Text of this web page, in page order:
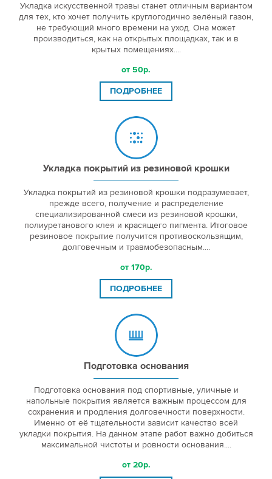
Укладка искусственной травы станет отличным вариантом
для тех, кто хочет получить круглогодично зелёный газон,
не требующий много времени на уход. Она может
производиться, как на открытых площадках, так и в
крытых помещениях....
от 50р.
ПОДРОБНЕЕ
Укладка покрытий из резиновой крошки
Укладка покрытий из резиновой крошки подразумевает,
прежде всего, получение и распределение
специализированной смеси из резиновой крошки,
полиуретанового клея и красящего пигмента. Итоговое
резиновое покрытие получится противоскользящим,
долговечным и травмобезопасным....
от 170р.
ПОДРОБНЕЕ
Подготовка основания
Подготовка основания под спортивные, уличные и
напольные покрытия является важным процессом для
сохранения и продления долговечности поверхности.
Именно от её тщательности зависит качество всей
укладки покрытия. На данном этапе работ важно добиться
максимальной чистоты и ровности основания....
от 20р.